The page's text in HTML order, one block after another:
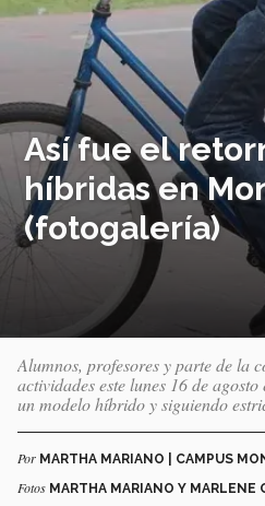
Así fue el
híbridas en
(fotogalería)
Alumnos, profesores y parte de la
actividades este lunes 16 de
un modelo híbrido y siguiendo
Por MARTHA MARIANO | CAMPUS
Fotos MARTHA MARIANO Y MARLENE